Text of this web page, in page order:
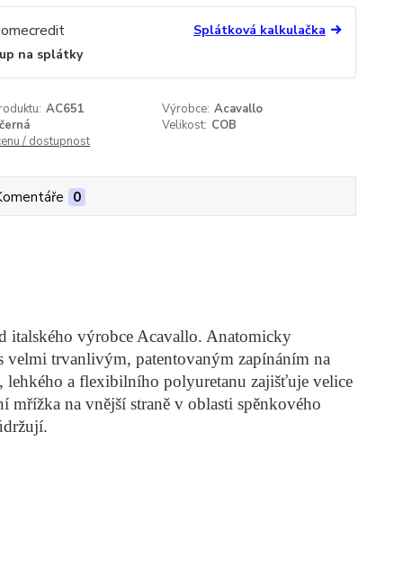
Splátková kalkulačka
na splátky
AC651 Výrobce: Acavallo
Velikost: COB
/ dostupnost
0
italského výrobce Acavallo. Anatomicky
velmi trvanlivým, patentovaným zapínáním na
lehkého a flexibilního polyuretanu zajišťuje velice
na vnější straně v oblasti spěnkového